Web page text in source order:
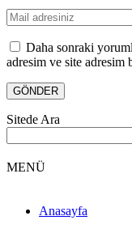
Daha sonraki
adresim ve site adresim
Sitede Ara
MENÜ
Anasayfa